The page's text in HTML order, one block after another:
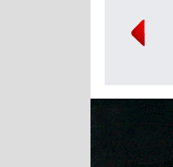
Григорий